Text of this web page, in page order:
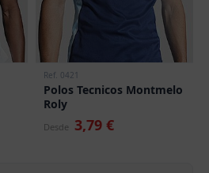
Ref. 0421
Polos Tecnicos Montmelo
Roly
Desde 3,79 €